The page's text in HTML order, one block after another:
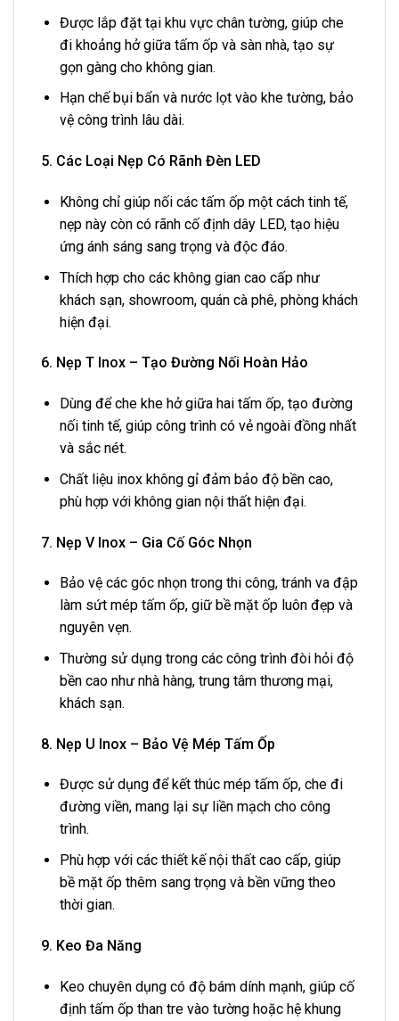
Được lắp đặt tại khu vực chân tường, giúp che
đi khoảng hở giữa tấm ốp và sàn nhà, tạo sự
gọn gàng cho không gian.
Hạn chế bụi bẩn và nước lọt vào khe tường, bảo
vệ công trình lâu dài.
5. Các Loại Nẹp Có Rãnh Đèn LED
Không chỉ giúp nối các tấm ốp một cách tinh tế,
nẹp này còn có rãnh cố định dây LED, tạo hiệu
ứng ánh sáng sang trọng và độc đáo.
Thích hợp cho các không gian cao cấp như
khách sạn, showroom, quán cà phê, phòng khách
hiện đại.
6. Nẹp T Inox – Tạo Đường Nối Hoàn Hảo
Dùng để che khe hở giữa hai tấm ốp, tạo đường
nối tinh tế, giúp công trình có vẻ ngoài đồng nhất
và sắc nét.
Chất liệu inox không gỉ đảm bảo độ bền cao,
phù hợp với không gian nội thất hiện đại.
7. Nẹp V Inox – Gia Cố Góc Nhọn
Bảo vệ các góc nhọn trong thi công, tránh va đập
làm sứt mép tấm ốp, giữ bề mặt ốp luôn đẹp và
nguyên vẹn.
Thường sử dụng trong các công trình đòi hỏi độ
bền cao như nhà hàng, trung tâm thương mại,
khách sạn.
8. Nẹp U Inox – Bảo Vệ Mép Tấm Ốp
Được sử dụng để kết thúc mép tấm ốp, che đi
đường viền, mang lại sự liền mạch cho công
trình.
Phù hợp với các thiết kế nội thất cao cấp, giúp
bề mặt ốp thêm sang trọng và bền vững theo
thời gian.
9. Keo Đa Năng
Keo chuyên dụng có độ bám dính mạnh, giúp cố
định tấm ốp than tre vào tường hoặc hệ khung